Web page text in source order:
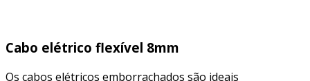
Cabo elétrico flexível 8mm
Os cabos elétricos emborrachados são ideais